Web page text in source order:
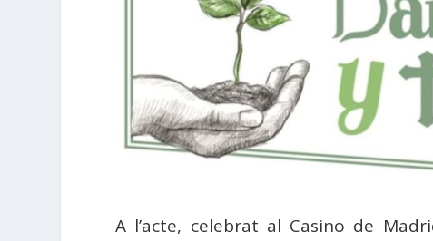
A l’acte, celebrat al Casino de